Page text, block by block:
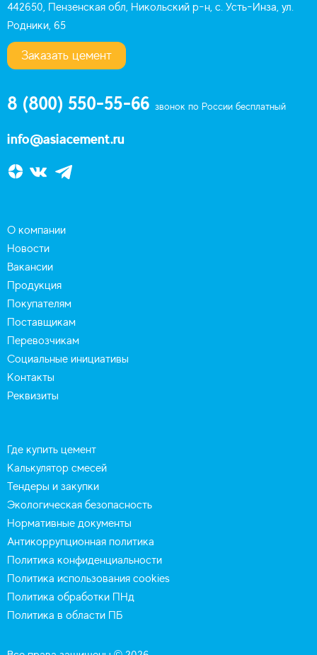
442650, Пензенская обл, Никольский р-н, с. Усть-Инза, ул.
Родники, 65
Заказать цемент
8 (800) 550-55-66 звонок по России бесплатный
info@asiacement.ru
О компании
Новости
Вакансии
Продукция
Покупателям
Поставщикам
Перевозчикам
Социальные инициативы
Контакты
Реквизиты
Где купить цемент
Калькулятор смесей
Тендеры и закупки
Экологическая безопасность
Нормативные документы
Антикоррупционная политика
Политика конфиденциальности
Политика использования cookies
Политика обработки ПНд
Политика в области ПБ